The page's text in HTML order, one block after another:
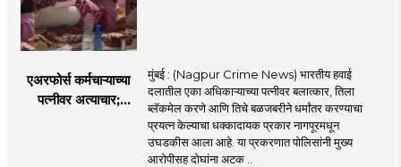
एअरफोर्स कर्मचाऱ्याच्या
पत्नीवर अत्याचार;
मुंबई : (Nagpur Crime News) भारतीय हवाई
दलातील एका अधिकाऱ्याच्या पत्नीवर बलात्कार, तिला
ब्लॅकमेल करणे आणि तिचे बळजबरीने धर्मांतर करण्याचा
प्रयत्न केल्याचा धक्कादायक प्रकार नागपूरमधून
उघडकीस आला आहे. या प्रकरणात पोलिसांनी मुख्य
आरोपीसह दोघांना अटक ..